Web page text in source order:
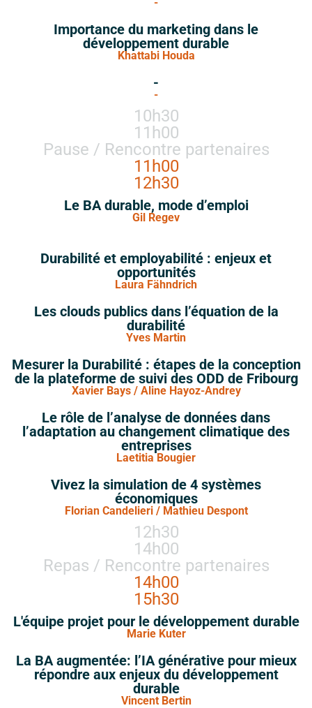
10h30
11h00
Pause / Rencontre partenaires
12h30
14h00
Repas / Rencontre partenaires
Importance du marketing dans le
développement durable
Khattabi Houda
-
-
11h00
12h30
Le BA durable, mode d’emploi
Gil Regev
Durabilité et employabilité : enjeux et
opportunités
Laura Fähndrich
Les clouds publics dans l’équation de la
durabilité
Yves Martin
Mesurer la Durabilité : étapes de la conception
de la plateforme de suivi des ODD de Fribourg
Xavier Bays / Aline Hayoz-Andrey
Le rôle de l’analyse de données dans
l’adaptation au changement climatique des
entreprises
Laetitia Bougier
Vivez la simulation de 4 systèmes
économiques
Florian Candelieri / Mathieu Despont
14h00
15h30
L'équipe projet pour le développement durable
Marie Kuter
La BA augmentée: l’IA générative pour mieux
répondre aux enjeux du développement
durable
Vincent Bertin